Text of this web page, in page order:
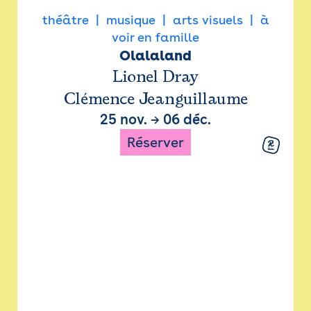
théâtre musique arts visuels
à
voir en famille
Olalaland
Lionel Dray
Clémence Jeanguillaume
25 nov. → 06 déc.
Réserver